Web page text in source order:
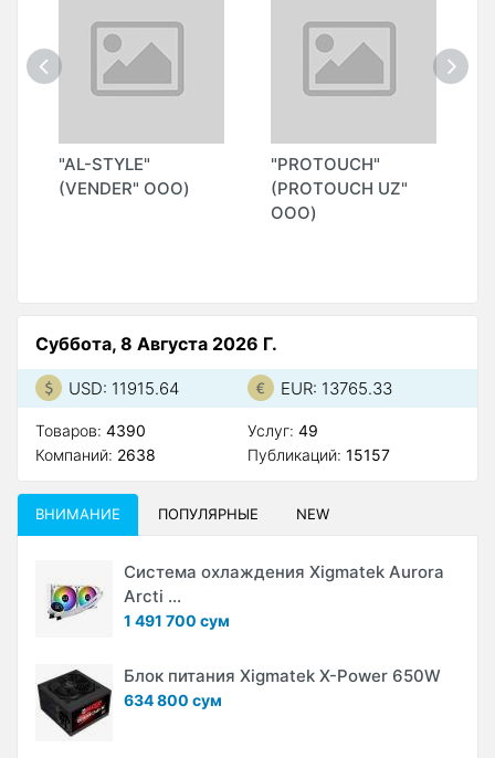
"AL-STYLE"
(VENDER" ООО)
"PROTOUCH"
(PROTOUCH UZ"
ООО)
Суббота, 8 Августа 2026 Г.
USD: 11915.64 EUR: 13765.33
Товаров: 4390
Компаний: 2638
Услуг: 49
Публикаций: 15157
ВНИМАНИЕ ПОПУЛЯРНЫЕ NEW
Система охлаждения Xigmatek Aurora
Arcti ...
1 491 700 сум
Блок питания Xigmatek X-Power 650W
634 800 сум